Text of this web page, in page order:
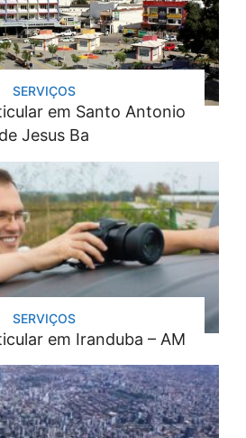
SERVIÇOS
em Santo Antonio
de Jesus Ba
SERVIÇOS
em Iranduba – AM